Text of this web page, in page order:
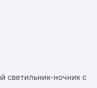
светильник-ночник с